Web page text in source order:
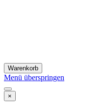
Warenkorb
Menü überspringen
×